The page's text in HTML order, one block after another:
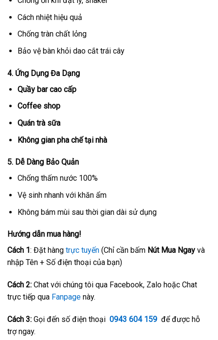
Cách nhiệt hiệu quả
Chống tràn chất lỏng
Bảo vệ bàn khỏi dao cắt trái cây
4. Ứng Dụng Đa Dạng
Quầy bar cao cấp
Coffee shop
Quán trà sữa
Không gian pha chế tại nhà
5. Dễ Dàng Bảo Quản
Chống thấm nước 100%
Vệ sinh nhanh với khăn ẩm
Không bám mùi sau thời gian dài sử dụng
Hướng dẫn mua hàng!
Cách 1 : Đặt hàng trực tuyến (Chỉ cần bấm Nút Mua Ngay và
nhập Tên + Số điện thoại của bạn)
Cách 2: Chat với chúng tôi qua Facebook, Zalo hoặc Chat
trực tiếp qua Fanpage này.
Cách 3: Gọi đến số điện thoại 0943 604 159 để được hỗ
trợ ngay.